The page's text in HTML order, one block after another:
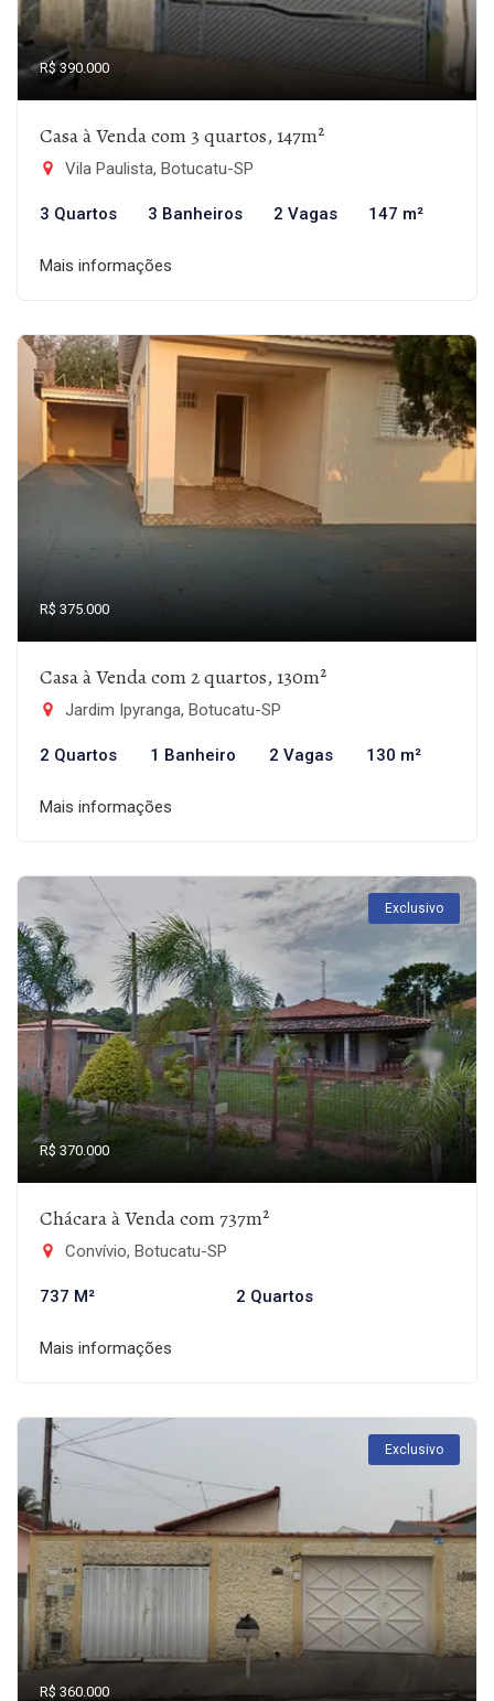
R$ 390.000
Casa à Venda com 3 quartos, 147m²
Vila Paulista, Botucatu-SP
3 Quartos 3 Banheiros 2 Vagas 147 m²
Mais informações
R$ 375.000
Casa à Venda com 2 quartos, 130m²
Jardim Ipyranga, Botucatu-SP
2 Quartos 1 Banheiro 2 Vagas 130 m²
Mais informações
Exclusivo
R$ 370.000
Chácara à Venda com 737m²
Convívio, Botucatu-SP
737 M² 2 Quartos
Mais informações
Exclusivo
R$ 360.000